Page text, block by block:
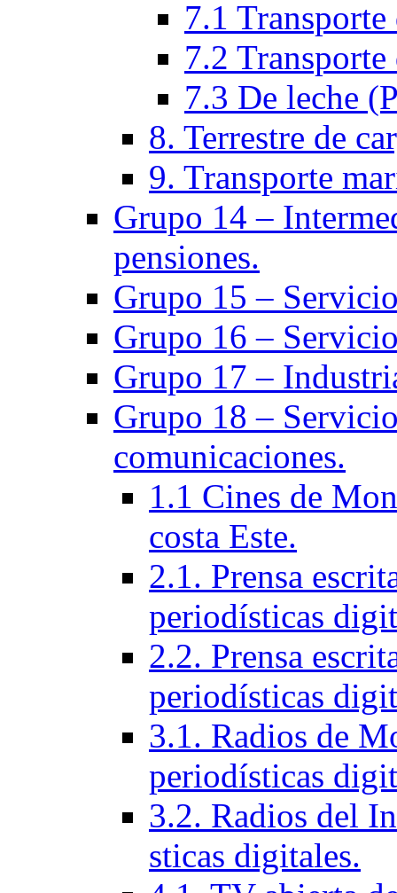
7.1 Transporte
7.2
7.3 De leche
8. Terrestre de
9. Transporte
Grupo 14 –
pensiones.
Grupo 15 –
Grupo 16 –
Grupo 17 –
Grupo 18 –
comunicaciones.
1.1 Cines de
costa Este.
2.1. Prensa
periodísticas
2.2. Prensa
periodísticas
3.1. Radios de
periodí­sticas
3.2. Radios del
sticas digitales.